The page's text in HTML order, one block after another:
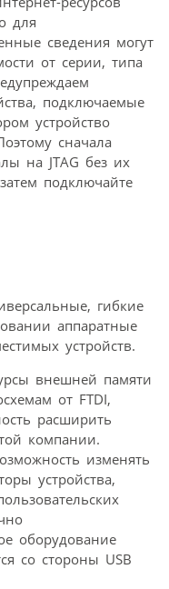
для
сведения могут
от серии, типа
подключаемые
устройство
сначала
на JTAG без их
подключайте
гибкие
аппаратные
устройств.
внешней памяти
от FTDI,
расширить
компании.
изменять
устройства,
оборудование
со стороны USB